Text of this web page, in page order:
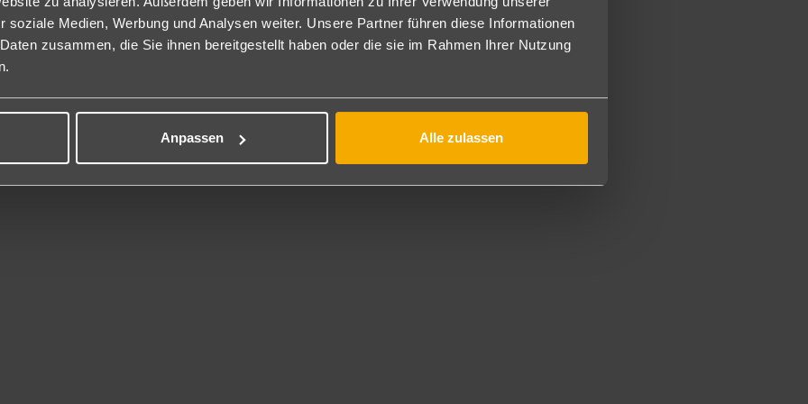
soziale Medien, Werbung und Analysen weiter. Unsere Partner führen diese Informationen
zusammen, die Sie ihnen bereitgestellt haben oder die sie im Rahmen Ihrer Nutzung
Anpassen Alle zulassen
gegen Gebühr